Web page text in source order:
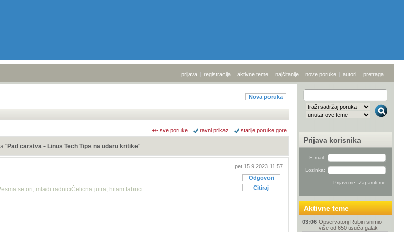
prijava | registracija | aktivne teme | najčitanije | nove poruke | autori | pretraga
Nova poruka
+/- sve poruke ravni prikaz starije poruke gore
"Pad carstva - Linus Tech Tips na udaru kritike".
pet 15.9.2023 11:57
Odgovori
Citiraj
se ori, mladi radniciČelicna jutra, hitam fabrici.
Prijava korisnika
E-mail:
Lozinka:
Aktivne teme
03:06 Opservatorij Rubin snimio
više od 650 tisuća galak